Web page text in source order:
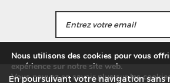
informations de Tang
En poursuivant votre navigation sans
Nous utilisons des cookies pour vous
expérience sur notre site web.
Vous pouvez en savoir plus sur les